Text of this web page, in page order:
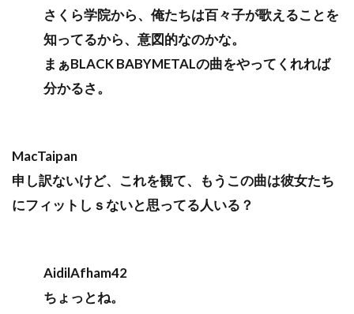
さくら学院から、俺たちは百々子が歌えることを
知ってるから、意図的なのかな。
まぁBLACK BABYMETALの曲をやってくれれば
分かるさ。
MacTaipan
申し訳ないけど、これを観て、もうこの曲は彼女たち
にフィットしｓないと思ってる人いる？
AidilAfham42
ちょっとね。